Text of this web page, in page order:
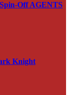
Off AGENTS
Knight